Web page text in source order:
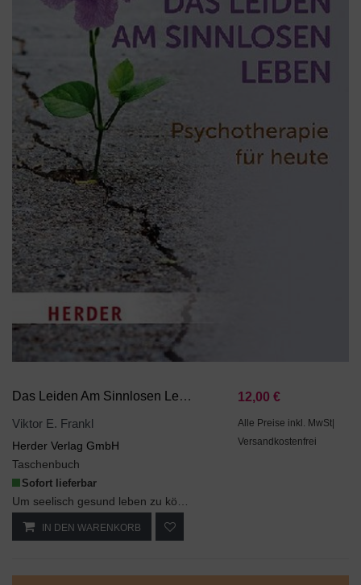
Das Leiden Am Sinnlosen Leben
Viktor E. Frankl
Herder Verlag GmbH
Taschenbuch
Sofort lieferbar
Um seelisch gesund leben zu können, braucht jeder Mensch einen Lebenssinn, der ihm Orientierung u...
12,00 €
Alle Preise inkl. MwSt|
Versandkostenfrei
IN DEN WARENKORB